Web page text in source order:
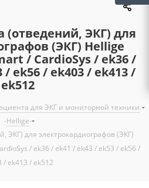
(отведений, ЭКГ) для
(ЭКГ) Hellige
/ CardioSys / ek36 /
/ ek56 / ek403 / ek413 /
ek512
для ЭКГ и мониторной техники
-Hellige-
ЭКГ) для электрокардиографов (ЭКГ)
/ ek36 / ek41 / ek43 / ek53 / ek56 /
/ ek413 / ek512